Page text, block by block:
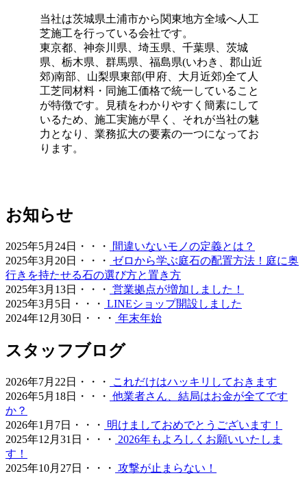
洗いも可能なため、清潔な状態を長く保てます。ただし、
素材の特性上、熱湯を直接かけたり火気を近づけすぎたり
することには注意が必要です。耐熱温度を守ることで、美
しいグリーンを長く愛用していただけます。施工後のアフ
ターケアやお手入れ方法の詳細まで、私たちがトータルで
サポートさせていただきます。安心してアウトドアを楽し
めるお庭作りを実現します。
2026.6.24
人工芝の最大の魅力は、施工後の維持管理が驚くほど楽な
ありません。常に清潔で美しい状態を保つための簡単なコ
ツについても、お引き渡し時に専門スタッフが丁寧にお伝
えしております。忙しい現代人にとって、お庭を「維持す
るための作業場」から「心からくつろげるリラックススペ
ース」へ変えることは、生活の質を大きく向上させます。
管理の負担を減らし、ゆとりある時間をご提案いたしま
す。
2026.6.18
愛犬やペットと暮らすご家庭には、クッション性と清潔さ
を両立した人工芝が非常におすすめです。ベランダや屋
上、お庭の一部に敷くことで、足腰への負担を軽減しつ
つ、雨の日でも手足を汚さずに遊べる専用ドッグランが完
成します。当社の人工芝は高密度で耐久性が高いため、大
型犬が走り回っても簡単にはへたりません。防臭対策や、
排泄物があった際の清掃のしやすさについても、飼い主様
の飼育状況に合わせた最適なプランをご提案させていただ
きます。ペットも家族の一員として、ストレスなく自由に
動き回れる健康的な住環境を一緒に形にしていきましょ
当社は茨城県土浦市から関東地方全域へ人工
芝施工を行っている会社です。
東京都、神奈川県、埼玉県、千葉県、茨城
県、栃木県、群馬県、福島県(いわき、郡山近
郊)南部、山梨県東部(甲府、大月近郊)全て人
工芝同材料・同施工価格で統一していること
が特徴です。見積をわかりやすく簡素にして
いるため、施工実施が早く、それが当社の魅
力となり、業務拡大の要素の一つになってお
ります。
お知らせ
2025年5月24日・・・
間違いないモノの定義とは？
2025年3月20日・・・
ゼロから学ぶ庭石の配置方法！庭に奥
行きを持たせる石の選び方と置き方
2025年3月13日・・・ 営業拠点が増加しました！
2025年3月5日・・・ LINEショップ開設しました
2024年12月30日・・・ 年末年始
スタッフブログ
2026年7月22日・・・
これだけはハッキリしておきます
2026年5月18日・・・ 他業者さん、結局はお金が全てです
か？
2026年1月7日・・・
明けましておめでとうございます！
2025年12月31日・・・
2026年もよろしくお願いいたしま
す！
2025年10月27日・・・ 攻撃が止まらない！